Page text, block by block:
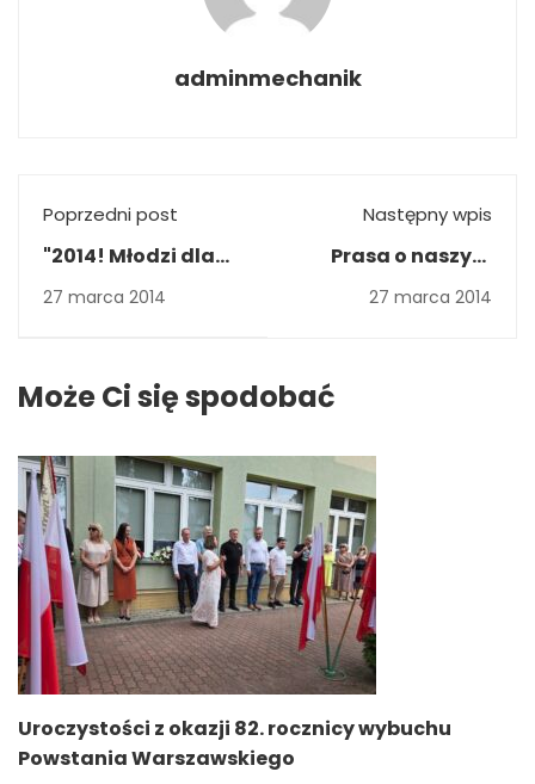
adminmechanik
Poprzedni post
"2014! Młodzi dla
Wolności" trzecia
27 marca 2014
Następny wpis
Prasa o naszym
projekcie
27 marca 2014
Może Ci się spodobać
Uroczystości z okazji 82. rocznicy wybuchu
Powstania Warszawskiego